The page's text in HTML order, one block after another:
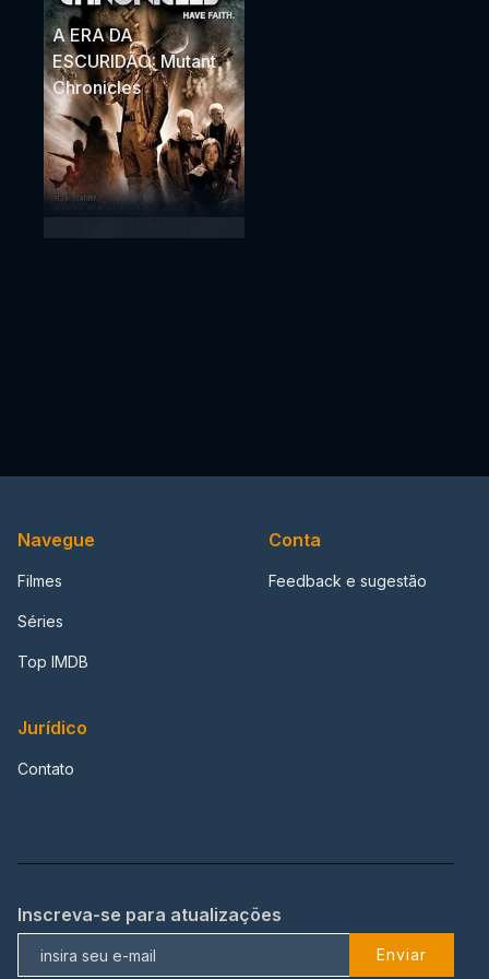
A ERA DA
ESCURIDÃO: Mutant
Chronicles
Navegue
Filmes
Séries
Top IMDB
Conta
Feedback e sugestão
Jurídico
Contato
Inscreva-se para atualizações
Enviar